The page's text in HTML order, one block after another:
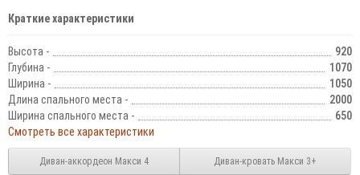
Краткие характеристики
Высота -
920
Глубина -
1070
Ширина -
1050
Длина спального места -
2000
Ширина спального места -
650
Смотреть все характеристики
Диван-аккордеон Макси 4 Диван-кровать Макси 3+